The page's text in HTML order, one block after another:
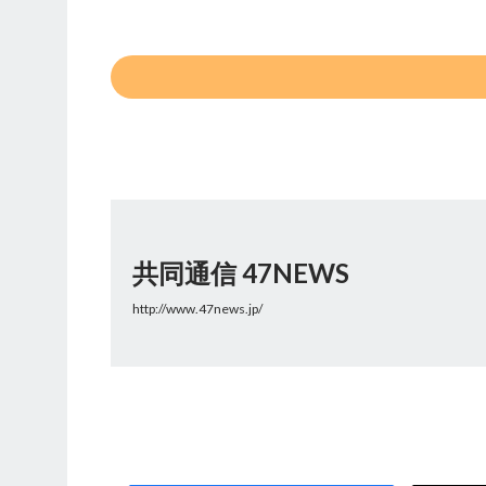
共同通信 47NEWS
http://www.47news.jp/